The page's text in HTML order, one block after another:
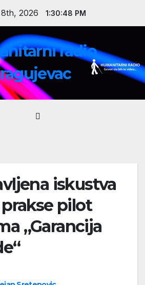
2026 1:30:48 PM
radio
iskustva
pilot
„Garancija